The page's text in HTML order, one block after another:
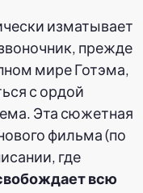
изматывает
прежде
мире Готэма,
с ордой
Эта сюжетная
фильма (по
где
всю